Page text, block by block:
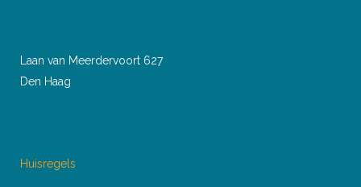
Laan van Meerdervoort 627
Den Haag
Huisregels